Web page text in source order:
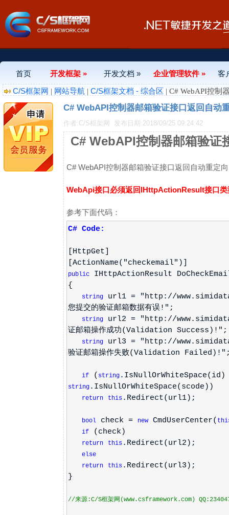
首页 开发框架 » 开发文档 » 企业管理软件 »
客
C/S框架网 | 网站导航 | C/S框架文档 - 综合区 | C# WebAPI控制
C# WebAPI控制器邮箱验证接口返回自动
作者:C/S框架网 发布日期:2018/09/25 09:24:42
C# WebAPI控制器邮箱验证
C# WebAPI控制器邮箱验证接口返回自动重定
WebApi接口必须返回IHttpActionResult接口
参考下面代码：
C# Code:
[HttpGet]
[ActionName("checkemail")]
public
IHttpActionResult
{
string
url1 = "http://
您提交的验证邮箱数据有误!";
string
url2 = "http://
证邮箱操作成功(Validation Success)!";
string
url3 = "http://
验证邮箱操作失败(Validation
if ( string
string .IsNullOrWhiteSpace(scode))
return this .Redirect(url1);
bool check = new CmdUserCenter(
if
(check)
return this .Redirect(url2);
else
return
this .Redirect(url3);
}
//来源:C/S框架网(www.csframework.com)